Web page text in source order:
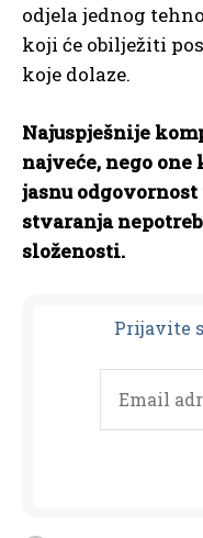
odjela jednog
koji će obilježiti
koje dolaze.
Najuspješnije
najveće, nego
jasnu
stvaranja
složenosti.
Prijavite